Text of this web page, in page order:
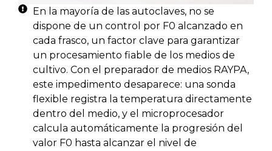
En la mayoría de las autoclaves, no se
dispone de un control por F0 alcanzado en
cada frasco, un factor clave para garantizar
un procesamiento fiable de los medios de
cultivo. Con el preparador de medios RAYPA,
este impedimento desaparece: una sonda
flexible registra la temperatura directamente
dentro del medio, y el microprocesador
calcula automáticamente la progresión del
valor F0 hasta alcanzar el nivel de